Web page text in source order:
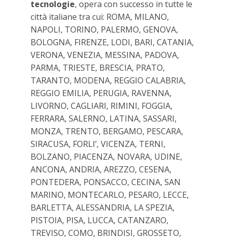
tecnologie, opera con successo in tutte le
città italiane tra cui: ROMA, MILANO,
NAPOLI, TORINO, PALERMO, GENOVA,
BOLOGNA, FIRENZE, LODI, BARI, CATANIA,
VERONA, VENEZIA, MESSINA, PADOVA,
PARMA, TRIESTE, BRESCIA, PRATO,
TARANTO, MODENA, REGGIO CALABRIA,
REGGIO EMILIA, PERUGIA, RAVENNA,
LIVORNO, CAGLIARI, RIMINI, FOGGIA,
FERRARA, SALERNO, LATINA, SASSARI,
MONZA, TRENTO, BERGAMO, PESCARA,
SIRACUSA, FORLI’, VICENZA, TERNI,
BOLZANO, PIACENZA, NOVARA, UDINE,
ANCONA, ANDRIA, AREZZO, CESENA,
PONTEDERA, PONSACCO, CECINA, SAN
MARINO, MONTECARLO, PESARO, LECCE,
BARLETTA, ALESSANDRIA, LA SPEZIA,
PISTOIA, PISA, LUCCA, CATANZARO,
TREVISO, COMO, BRINDISI, GROSSETO,